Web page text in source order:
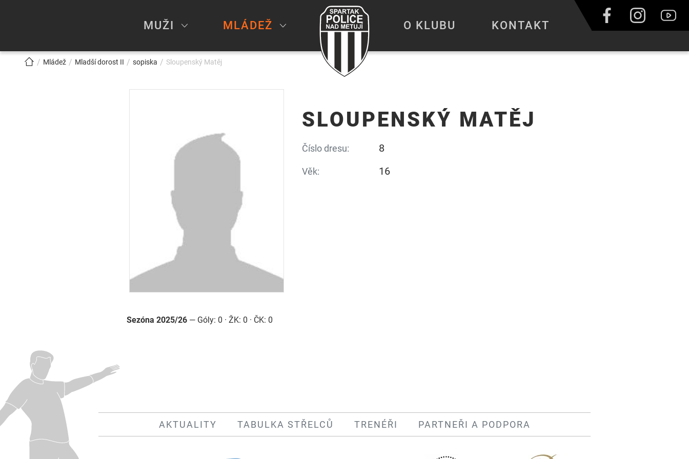
MUŽI MLÁDEŽ O KLUBU KONTAKT
!!!BREADCRUMB!!!
Mládež Mladší dorost II sopiska Sloupenský Matěj
SLOUPENSKÝ MATĚJ
Číslo dresu: 8
Věk: 16
Sezóna 2025/26 — Góly: 0 · ŽK: 0 · ČK: 0
AKTUALITY TABULKA STŘELCŮ TRENÉŘI PARTNEŘI A PODPORA